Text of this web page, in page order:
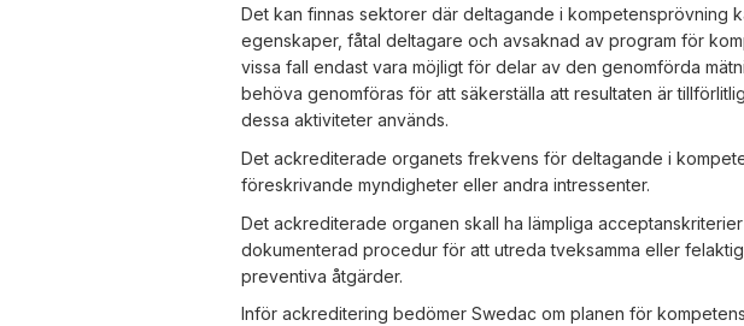
Det kan finnas sektorer där deltagande i kompetensprövning
egenskaper, fåtal deltagare och avsaknad av program för
vissa fall endast vara möjligt för delar av den genomförda
behöva genomföras för att säkerställa att resultaten är
dessa aktiviteter används.
Det ackrediterade organets frekvens för deltagande i
föreskrivande myndigheter eller andra intressenter.
Det ackrediterade organen skall ha lämpliga
dokumenterad procedur för att utreda tveksamma eller
preventiva åtgärder.
Inför ackreditering bedömer Swedac om planen för